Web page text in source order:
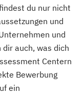
du nur nicht
und
und
auch, was dich
Centern
Bewerbung
ein